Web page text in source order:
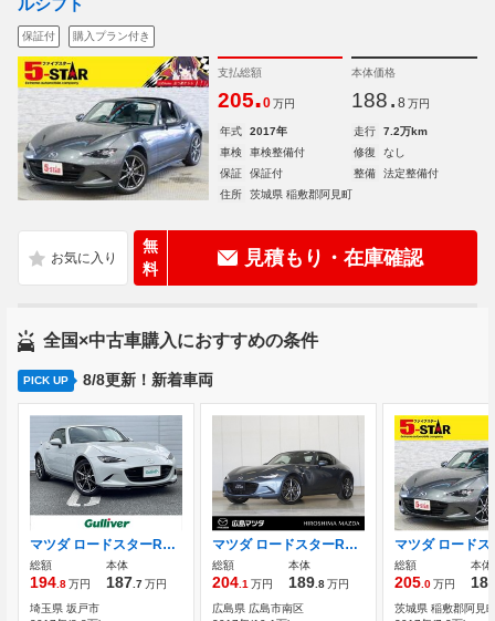
ルシフト
保証付 購入プラン付き
支払総額
205.0 万円
本体価格
188. 8 万円
年式 2017年 走行
7.2万km
車検
車検整備付 修復
なし
保証
保証付 整備
法定整備付
住所
茨城県 稲敷郡阿見町
無
料
見積もり・在庫確認
全国×中古車購入におすすめの条件
PICK UP 8/8更新！新着車両
マツダ ロードスターRF 2.0 VS BSM レーンキープ ETCビルドイン
総額
194 .8万円
本体
187 .7万円
埼玉県 坂戸市
マツダ ロードスターRF 2.0 S BOSE オートマ 純正ナビ バックカメラ
総額
204 .1 万円
本体
189 .8万円
広島県 広島市南区
総額
205 .0万円
本体
茨城県 稲敷郡阿見